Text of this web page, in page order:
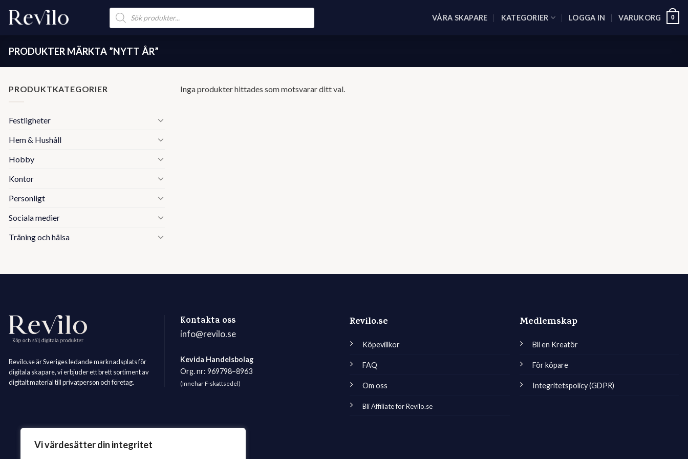
Vi värdesätter din integritet
Products
search
VÅRA SKAPARE KATEGORIER LOGGA IN VARUKORG 0
PRODUKTER MÄRKTA ”NYTT ÅR”
PRODUKTKATEGORIER
Festligheter
Hem & Hushåll
Hobby
Kontor
Personligt
Sociala medier
Träning och hälsa
Inga produkter hittades som motsvarar ditt val.
Revilo.se är Sveriges ledande marknadsplats för
digitala skapare, vi erbjuder ett brett sortiment av
digitalt material till privatperson och företag.
Kontakta oss
info@revilo.se
Kevida Handelsbolag
Org. nr: 969798–8963
(Innehar F-skattsedel)
Revilo.se
Köpevillkor
FAQ
Om oss
Bli Affiliate för Revilo.se
Medlemskap
Bli en Kreatör
För köpare
Integritetspolicy (GDPR)